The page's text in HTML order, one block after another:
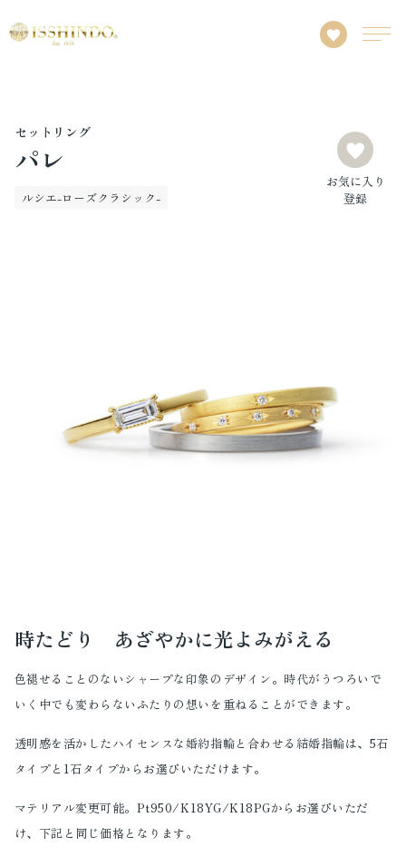
セットリング
パレ
ルシエ-ローズクラシック-
お気に入り
登録
時たどり あざやかに光よみがえる
色褪せることのないシャープな印象のデザイン。時代がうつろいで
いく中でも変わらないふたりの想いを重ねることができます。
透明感を活かしたハイセンスな婚約指輪と合わせる結婚指輪は、5石
タイプと1石タイプからお選びいただけます。
マテリアル変更可能。Pt950/K18YG/K18PGからお選びいただ
け、下記と同じ価格となります。